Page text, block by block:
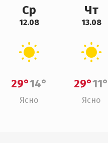
Ср
12.08
29°14°
Ясно
Чт
13.08
29°11°
Ясно